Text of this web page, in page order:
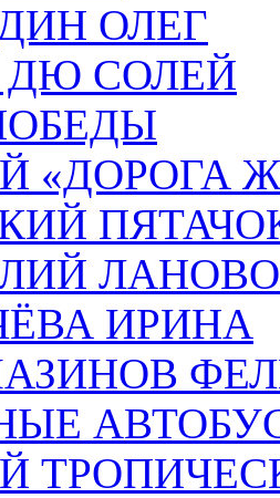
ОЛЕГ
ДЮ СОЛЕЙ
«ДОРОГА
ИРИНА